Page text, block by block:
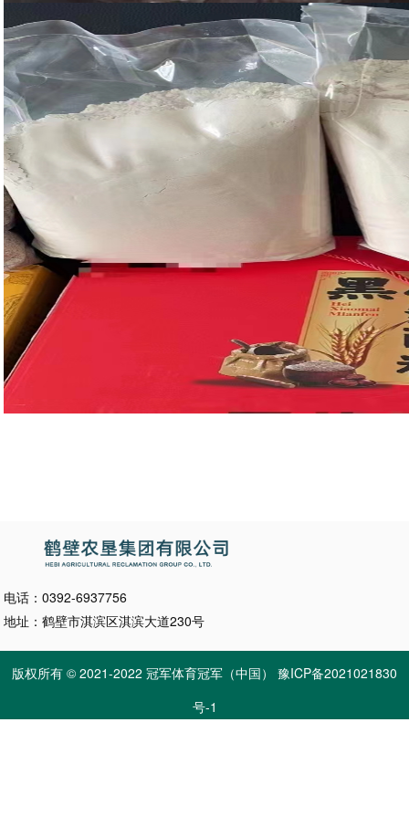
电话：0392-6937756
地址：鹤壁市淇滨区淇滨大道230号
版权所有 © 2021-2022 冠军体育冠军（中国） 豫ICP备2021021830
号-1